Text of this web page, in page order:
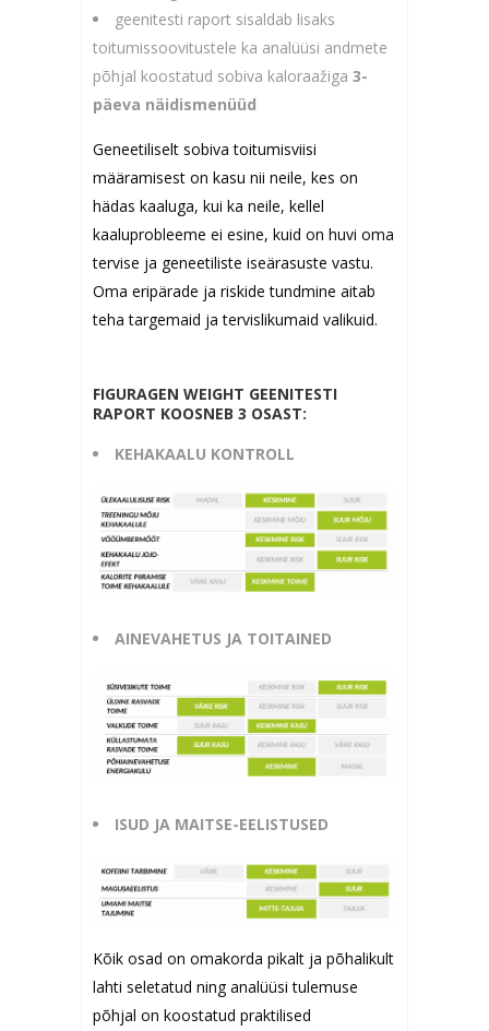
geenitesti raport sisaldab lisaks
toitumissoovitustele ka analüüsi andmete
põhjal koostatud sobiva kaloraažiga 3-
päeva näidismenüüd
Geneetiliselt sobiva toitumisviisi
määramisest on kasu nii neile, kes on
hädas kaaluga, kui ka neile, kellel
kaaluprobleeme ei esine, kuid on huvi oma
tervise ja geneetiliste iseärasuste vastu.
Oma eripärade ja riskide tundmine aitab
teha targemaid ja tervislikumaid valikuid.
FIGURAGEN WEIGHT GEENITESTI
RAPORT KOOSNEB 3 OSAST:
KEHAKAALU KONTROLL
AINEVAHETUS JA TOITAINED
ISUD JA MAITSE-EELISTUSED
Kõik osad on omakorda pikalt ja põhalikult
lahti seletatud ning analüüsi tulemuse
põhjal on koostatud praktilised